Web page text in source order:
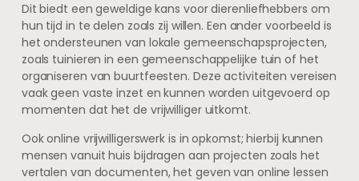
Dit biedt een geweldige kans voor dierenliefhebbers om
hun tijd in te delen zoals zij willen. Een ander voorbeeld is
het ondersteunen van lokale gemeenschapsprojecten,
zoals tuinieren in een gemeenschappelijke tuin of het
organiseren van buurtfeesten. Deze activiteiten vereisen
vaak geen vaste inzet en kunnen worden uitgevoerd op
momenten dat het de vrijwilliger uitkomt.
Ook online vrijwilligerswerk is in opkomst; hierbij kunnen
mensen vanuit huis bijdragen aan projecten zoals het
vertalen van documenten, het geven van online lessen